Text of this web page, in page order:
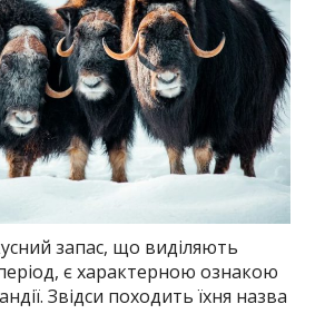
запас, що виділяють
є характерною ознакою
Звідси походить їхня назва